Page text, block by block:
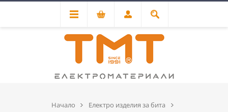
Начало
Електро изделия за бита